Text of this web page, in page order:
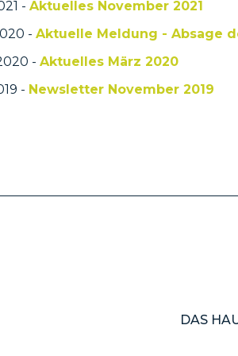
-Aktuelles November 2021
-Aktuelle Meldung - Absage
-Aktuelles März 2020
- Newsletter November 2019
DAS